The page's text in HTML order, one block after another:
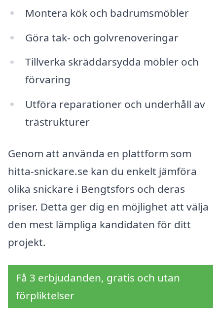
Montera kök och badrumsmöbler
Göra tak- och golvrenoveringar
Tillverka skräddarsydda möbler och
förvaring
Utföra reparationer och underhåll av
trästrukturer
Genom att använda en plattform som
hitta-snickare.se kan du enkelt jämföra
olika snickare i Bengtsfors och deras
priser. Detta ger dig en möjlighet att välja
den mest lämpliga kandidaten för ditt
projekt.
Få 3 erbjudanden, gratis och utan
förpliktelser